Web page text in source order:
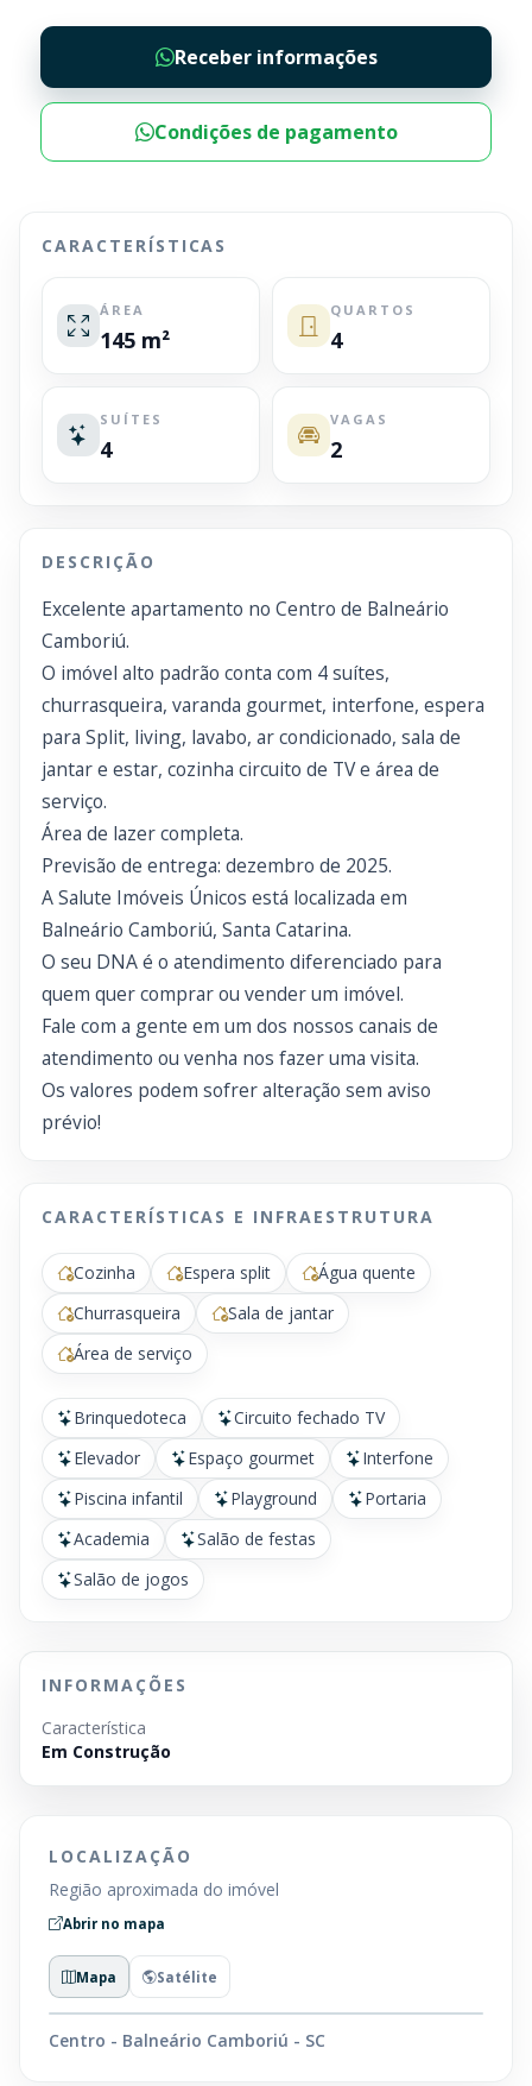
Receber informações
Condições de pagamento
CARACTERÍSTICAS
ÁREA
145 m²
QUARTOS
4
SUÍTES
4
VAGAS
2
DESCRIÇÃO
Excelente apartamento no Centro de Balneário
Camboriú.
O imóvel alto padrão conta com 4 suítes,
churrasqueira, varanda gourmet, interfone, espera
para Split, living, lavabo, ar condicionado, sala de
jantar e estar, cozinha circuito de TV e área de
serviço.
Área de lazer completa.
Previsão de entrega: dezembro de 2025.
A Salute Imóveis Únicos está localizada em
Balneário Camboriú, Santa Catarina.
O seu DNA é o atendimento diferenciado para
quem quer comprar ou vender um imóvel.
Fale com a gente em um dos nossos canais de
atendimento ou venha nos fazer uma visita.
Os valores podem sofrer alteração sem aviso
prévio!
CARACTERÍSTICAS E INFRAESTRUTURA
Cozinha Espera split
Água quente
Churrasqueira
Sala de jantar
Área de serviço
Brinquedoteca
Circuito fechado TV
Elevador
Espaço gourmet
Interfone
Piscina infantil
Playground
Portaria
Academia
Salão de festas
Salão de jogos
INFORMAÇÕES
Característica
Em Construção
LOCALIZAÇÃO
Região aproximada do imóvel
Abrir no mapa
Mapa Satélite
Centro - Balneário Camboriú - SC